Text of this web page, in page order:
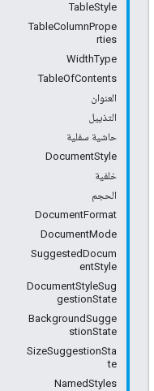
TableStyle
TableColumnPrope
rties
WidthType
TableOfContents
العنوان
التذييل
حاشية سفلية
DocumentStyle
خلفية
الحجم
DocumentFormat
DocumentMode
SuggestedDocum
entStyle
DocumentStyleSug
gestionState
BackgroundSugge
stionState
SizeSuggestionSta
te
NamedStyles